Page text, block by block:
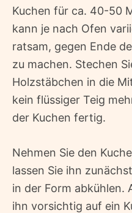
Kuchen für ca. 40-50
kann je nach Ofen
ratsam, gegen Ende
zu machen. Stechen
Holzstäbchen in die
kein flüssiger Teig
der Kuchen fertig.
Nehmen Sie den
lassen Sie ihn
in der Form abkühlen.
ihn vorsichtig auf ein